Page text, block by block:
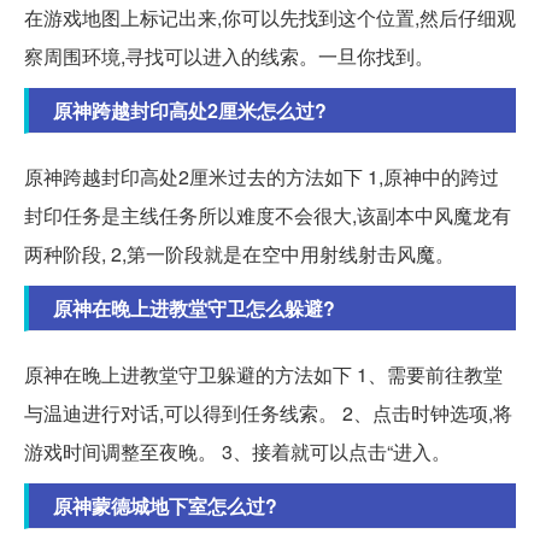
在游戏地图上标记出来,你可以先找到这个位置,然后仔细观
察周围环境,寻找可以进入的线索。一旦你找到。
原神跨越封印高处2厘米怎么过?
原神跨越封印高处2厘米过去的方法如下 1,原神中的跨过
封印任务是主线任务所以难度不会很大,该副本中风魔龙有
两种阶段, 2,第一阶段就是在空中用射线射击风魔。
原神在晚上进教堂守卫怎么躲避?
原神在晚上进教堂守卫躲避的方法如下 1、需要前往教堂
与温迪进行对话,可以得到任务线索。 2、点击时钟选项,将
游戏时间调整至夜晚。 3、接着就可以点击“进入。
原神蒙德城地下室怎么过?